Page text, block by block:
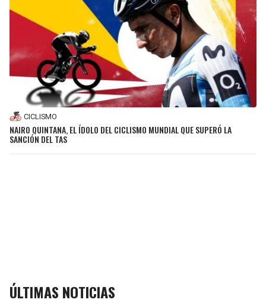
CICLISMO
NAIRO QUINTANA, EL ÍDOLO DEL CICLISMO MUNDIAL QUE SUPERÓ LA
SANCIÓN DEL TAS
ÚLTIMAS NOTICIAS